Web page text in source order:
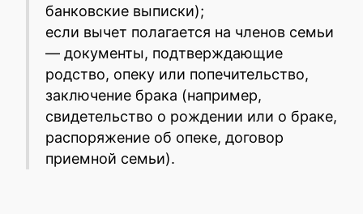
банковские выписки);
если вычет полагается на членов семьи
— документы, подтверждающие
родство, опеку или попечительство,
заключение брака (например,
свидетельство о рождении или о браке,
распоряжение об опеке, договор
приемной семьи).